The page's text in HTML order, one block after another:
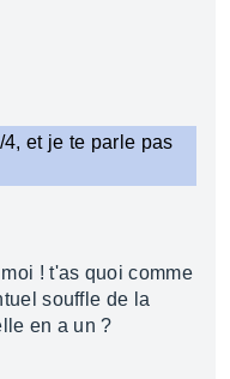
et je te parle pas
! t'as quoi comme
souffle de la
en a un ?